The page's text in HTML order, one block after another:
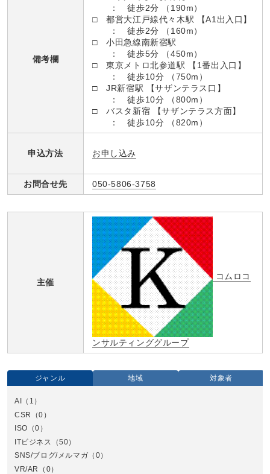
備考欄
： 徒歩2分 （190m）
□ 都営大江戸線代々木駅 【A1出入口】
： 徒歩2分 （160m）
□ 小田急線南新宿駅
： 徒歩5分 （450m）
□ 東京メトロ北参道駅 【1番出入口】
： 徒歩10分 （750m）
□ JR新宿駅 【サザンテラス口】
： 徒歩10分 （800m）
□ バスタ新宿 【サザンテラス方面】
： 徒歩10分 （820m）
申込方法 お申し込み
お問合せ先 050-5806-3758
主催
コムロコ
ンサルティンググループ
ジャンル 地域 対象者
AI
（1）
CSR
（0）
ISO （0）
ITビジネス
（50）
SNS/ブログ/メルマガ （0）
VR/AR
（0）